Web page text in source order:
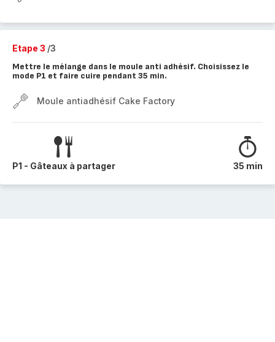
Etape 3 /3
Mettre le mélange dans le moule anti adhésif. Choisissez le
mode P1 et faire cuire pendant 35 min.
Moule antiadhésif Cake Factory
P1 - Gâteaux à partager 35 min